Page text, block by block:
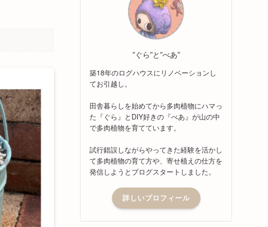
”ぐら”と”べあ”
築18年のログハウスにリノベーションし
てお引越し。
田舎暮らしを始めてから多肉植物にハマっ
た『ぐら』とDIY好きの『べあ』が山の中
で多肉植物を育てています。
試行錯誤しながらやってきた経験を活かし
て多肉植物の育て方や、寄せ植えの仕方を
発信しようとブログスタートしました。
詳しいプロフィール